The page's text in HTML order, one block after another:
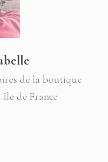
de la boutique
de France